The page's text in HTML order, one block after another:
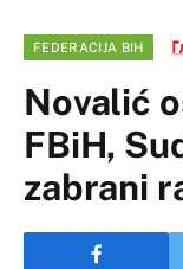
FEDERACIJA BIH
Novalić
FBiH,
zabrani